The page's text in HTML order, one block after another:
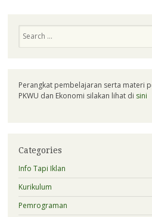
Perangkat pembelajaran serta materi
PKWU dan Ekonomi silakan lihat di sini
Categories
Info Tapi Iklan
Kurikulum
Pemrograman